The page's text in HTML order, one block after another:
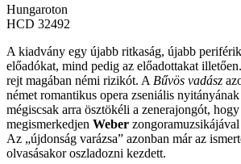
Hungaroton
HCD 32492
A kiadvány egy újabb ritkaság, újabb
előadókat, mind pedig az előadottakat
rejt magában némi rizikót. ABűvös vadász
német romantikus opera zseniális
mégiscsak arra ösztökéli a zenerajongót,
megismerkedjen Weber zongoramuzsikájával
Az „újdonság varázsa” azonban már az
olvasásakor oszladozni kezdett.